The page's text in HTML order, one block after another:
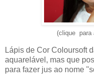
(clique para
Lápis de Cor Coloursoft
aquarelável, mas que
para fazer jus ao nome